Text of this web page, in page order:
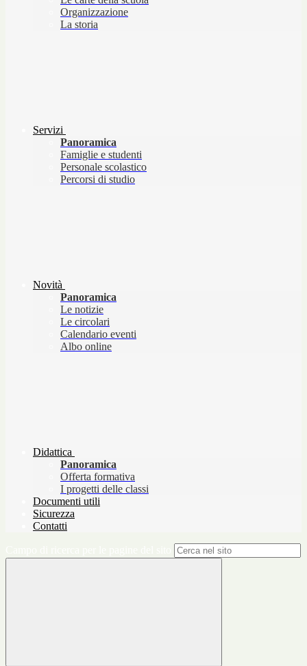
Organizzazione
La storia
Servizi
Panoramica
Famiglie e studenti
Personale scolastico
Percorsi di studio
Novità
Panoramica
Le notizie
Le circolari
Calendario eventi
Albo online
Didattica
Panoramica
Offerta formativa
I progetti delle classi
Documenti utili
Sicurezza
Contatti